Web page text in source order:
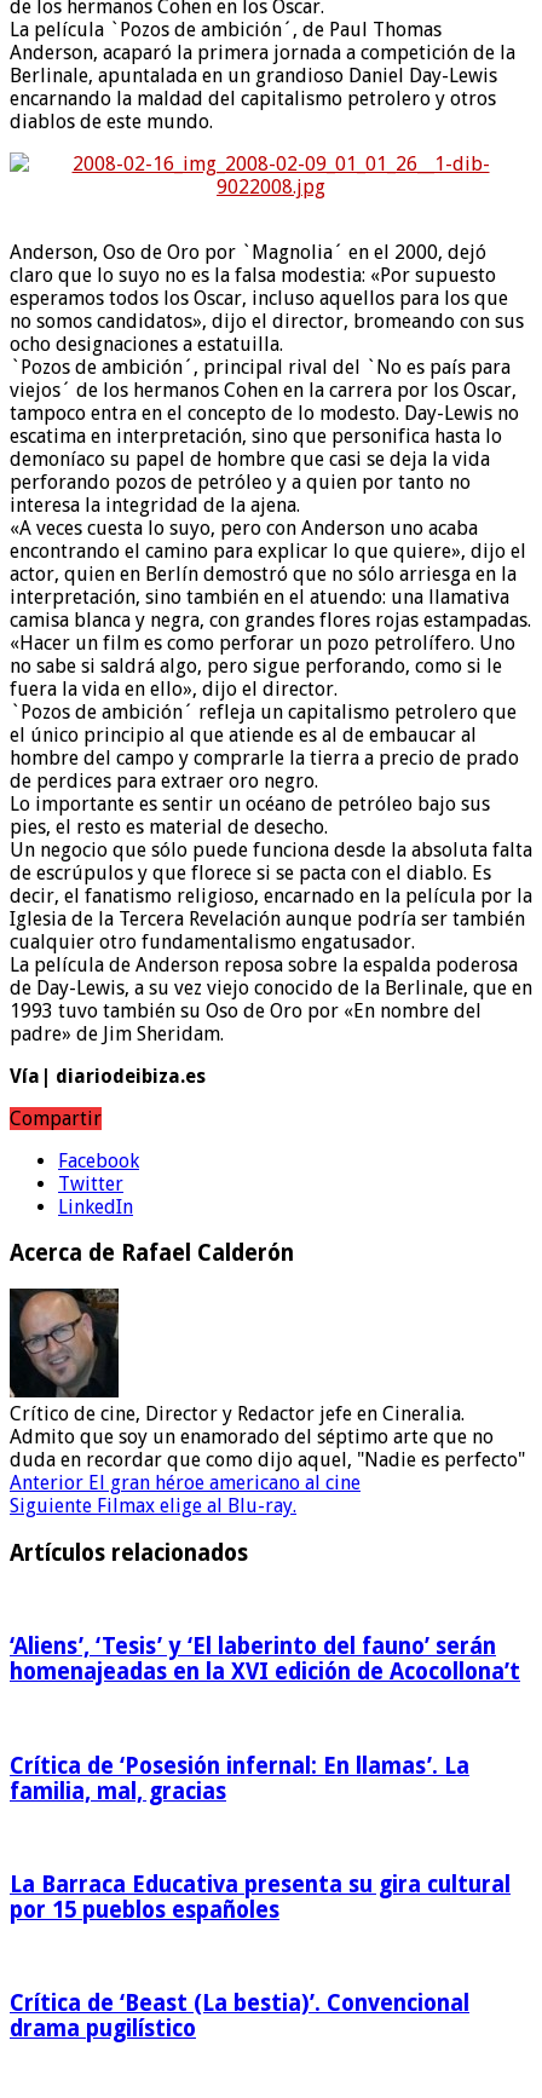
de los hermanos Cohen en los Oscar.
La película `Pozos de ambición´, de Paul Thomas
Anderson, acaparó la primera jornada a competición de la
Berlinale, apuntalada en un grandioso Daniel Day-Lewis
encarnando la maldad del capitalismo petrolero y otros
diablos de este mundo.
Anderson, Oso de Oro por `Magnolia´ en el 2000, dejó
claro que lo suyo no es la falsa modestia: «Por supuesto
esperamos todos los Oscar, incluso aquellos para los que
no somos candidatos», dijo el director, bromeando con sus
ocho designaciones a estatuilla.
`Pozos de ambición´, principal rival del `No es país para
viejos´ de los hermanos Cohen en la carrera por los Oscar,
tampoco entra en el concepto de lo modesto. Day-Lewis no
escatima en interpretación, sino que personifica hasta lo
demoníaco su papel de hombre que casi se deja la vida
perforando pozos de petróleo y a quien por tanto no
interesa la integridad de la ajena.
«A veces cuesta lo suyo, pero con Anderson uno acaba
encontrando el camino para explicar lo que quiere», dijo el
actor, quien en Berlín demostró que no sólo arriesga en la
interpretación, sino también en el atuendo: una llamativa
camisa blanca y negra, con grandes flores rojas estampadas.
«Hacer un film es como perforar un pozo petrolífero. Uno
no sabe si saldrá algo, pero sigue perforando, como si le
fuera la vida en ello», dijo el director.
`Pozos de ambición´ refleja un capitalismo petrolero que
el único principio al que atiende es al de embaucar al
hombre del campo y comprarle la tierra a precio de prado
de perdices para extraer oro negro.
Lo importante es sentir un océano de petróleo bajo sus
pies, el resto es material de desecho.
Un negocio que sólo puede funciona desde la absoluta falta
de escrúpulos y que florece si se pacta con el diablo. Es
decir, el fanatismo religioso, encarnado en la película por la
Iglesia de la Tercera Revelación aunque podría ser también
cualquier otro fundamentalismo engatusador.
La película de Anderson reposa sobre la espalda poderosa
de Day-Lewis, a su vez viejo conocido de la Berlinale, que en
1993 tuvo también su Oso de Oro por «En nombre del
padre» de Jim Sheridam.
Vía| diariodeibiza.es
Compartir
Facebook
Twitter
LinkedIn
Acerca de Rafael Calderón
Crítico de cine, Director y Redactor jefe en Cineralia.
Admito que soy un enamorado del séptimo arte que no
duda en recordar que como dijo aquel, "Nadie es perfecto"
Anterior El gran héroe americano al cine
Siguiente Filmax elige al Blu-ray.
Artículos relacionados
‘Aliens’, ‘Tesis’ y ‘El laberinto del fauno’ serán
homenajeadas en la XVI edición de Acocollona’t
Crítica de ‘Posesión infernal: En llamas’. La
familia, mal, gracias
La Barraca Educativa presenta su gira cultural
por 15 pueblos españoles
Crítica de ‘Beast (La bestia)’. Convencional
drama pugilístico